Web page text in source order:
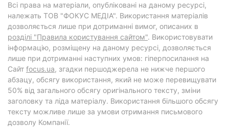
Всі права на матеріали, опубліковані на даному ресурсі,
належать ТОВ "ФОКУС МЕДІА". Використання матеріалів
дозволяється лише при дотриманні вимог, описаних в
розділі "Правила користування сайтом". Використовувати
інформацію, розміщену на даному ресурсі, дозволяється
лише при дотриманні наступних умов: гіперпосилання на
Cайт focus.ua, згадки першоджерела не нижче першого
абзацу, обсягу використання, який не може перевищувати
50% від загального обсягу оригінального тексту, зміни
заголовку та ліда матеріалу. Використання більшого обсягу
тексту можливе лише за умови отримання письмового
дозволу Компанії.